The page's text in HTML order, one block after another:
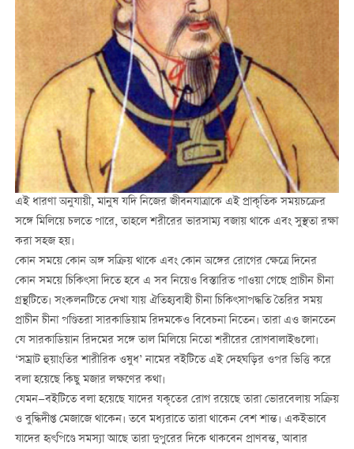
এই ধারণা অনুযায়ী, মানুষ যদি নিজের জীবনযাত্রাকে এই প্রাকৃতিক সময়চক্রের
সঙ্গে মিলিয়ে চলতে পারে, তাহলে শরীরের ভারসাম্য বজায় থাকে এবং সুস্থতা রক্ষা
করা সহজ হয়।
কোন সময়ে কোন অঙ্গ সক্রিয় থাকে এবং কোন অঙ্গের রোগের ক্ষেত্রে দিনের
কোন সময়ে চিকিৎসা দিতে হবে এ সব নিয়েও বিস্তারিত পাওয়া গেছে প্রাচীন চীনা
গ্রন্থটিতে। সংকলনটিতে দেখা যায় ঐতিহ্যবাহী চীনা চিকিৎসাপদ্ধতি তৈরির সময়
প্রাচীন চীনা পণ্ডিতরা সারকাডিয়াম রিদমকেও বিবেচনা নিতেন। তারা এও জানতেন
যে সারকাডিয়ান রিদমের সঙ্গে তাল মিলিয়ে নিতো শরীরের রোগবালাইগুলো।
‘সম্রাট হুয়াংতির শারীরিক ওষুধ’ নামের বইটিতে এই দেহঘড়ির ওপর ভিত্তি করে
বলা হয়েছে কিছু মজার লক্ষণের কথা।
যেমন—বইটিতে বলা হয়েছে যাদের যকৃতের রোগ রয়েছে তারা ভোরবেলায় সক্রিয়
ও বুদ্ধিদীপ্ত মেজাজে থাকেন। তবে মধ্যরাতে তারা থাকেন বেশ শান্ত। একইভাবে
যাদের হৃৎপিণ্ডে সমস্যা আছে তারা দুপুরের দিকে থাকবেন প্রাণবন্ত, আবার